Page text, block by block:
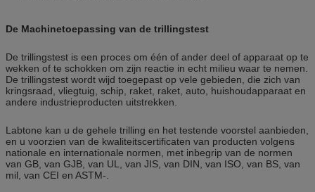
De Machinetoepassing van de trillingstest
De trillingstest is een proces om één of ander deel of apparaat op te
wekken of te schokken om zijn reactie in echt milieu waar te nemen.
De trillingstest wordt wijd toegepast op vele gebieden, die zich van
kringsraad, vliegtuig, schip, raket, raket, auto, huishoudapparaat en
andere industrieproducten uitstrekken.
Labtone kan u de gehele trilling en het testende voorstel aanbieden,
en u voorzien van de kwaliteitscertificaten van producten volgens
nationale en internationale normen, met inbegrip van de normen
van GB, van GJB, van UL, van JIS, van DIN, van ISO, van BS, van
mil, van CEI en ASTM-.